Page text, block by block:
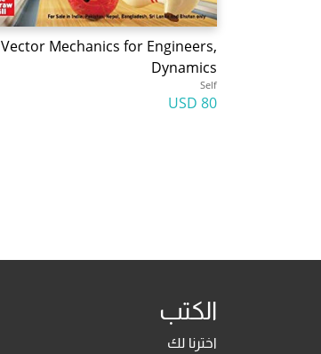
Vector Mechanics for Engineers,
Dynamics
Self
80 USD
الكتب
اخترنا لك